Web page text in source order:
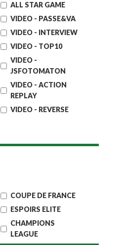
ALL STAR GAME
VIDEO - PASSE&VA
VIDEO - INTERVIEW
VIDEO - TOP10
VIDEO -
JSFOTOMATON
VIDEO - ACTION
REPLAY
VIDEO - REVERSE
COUPE DE FRANCE
ESPOIRS ELITE
CHAMPIONS
LEAGUE